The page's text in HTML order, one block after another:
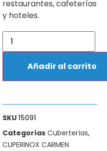
restaurantes, cafeterías
y hoteles.
Añadir al carrito
SKU15091
Categorías Cuberterías,
CUPERINOX CARMEN